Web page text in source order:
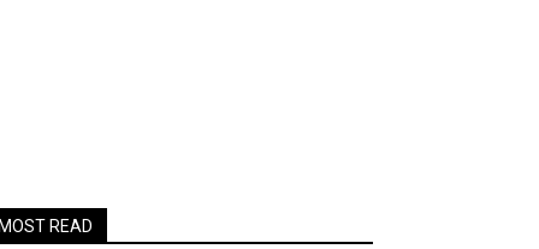
MOST READ